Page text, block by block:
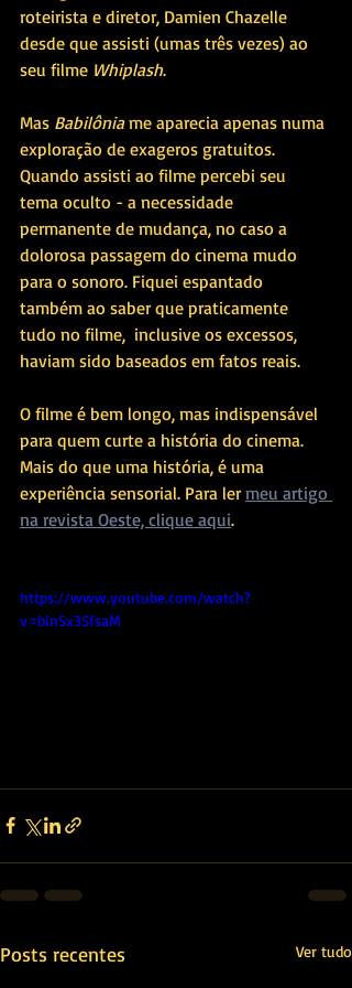
roteirista e diretor, Damien Chazelle
desde que assisti (umas três vezes) ao
seu filme Whiplash.
Mas Babilônia me aparecia apenas numa
exploração de exageros gratuitos.
Quando assisti ao filme percebi seu
tema oculto - a necessidade
permanente de mudança, no caso a
dolorosa passagem do cinema mudo
para o sonoro. Fiquei espantado
também ao saber que praticamente
tudo no filme,  inclusive os excessos,
haviam sido baseados em fatos reais.
O filme é bem longo, mas indispensável
para quem curte a história do cinema.
Mais do que uma história, é uma
experiência sensorial. Para ler meu artigo
na revista Oeste, clique aqui.
https://www.youtube.com/watch?
v=binSx3SfsaM
Posts recentes Ver tudo